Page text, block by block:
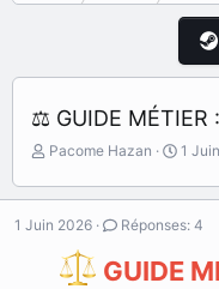
⚖️ GUIDE MÉTIER
I
i
Pacome Hazan
D
t
d
e
d
1
1 Juin 2026 Réponses: 4
GUIDE